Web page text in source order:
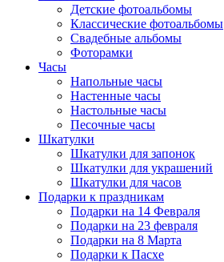
Детские фотоальбомы
Классические фотоальбомы
Свадебные альбомы
Фоторамки
Часы
Напольные часы
Настенные часы
Настольные часы
Песочные часы
Шкатулки
Шкатулки для запонок
Шкатулки для украшений
Шкатулки для часов
Подарки к праздникам
Подарки на 14 Февраля
Подарки на 23 февраля
Подарки на 8 Марта
Подарки к Пасхе